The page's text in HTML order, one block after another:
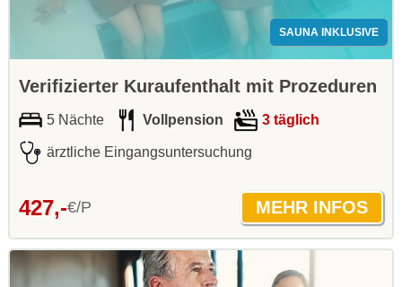
SAUNA INKLUSIVE
Verifizierter Kuraufenthalt mit Prozeduren
5 Nächte Vollpension 3 täglich
ärztliche Eingangsuntersuchung
427,-€/P